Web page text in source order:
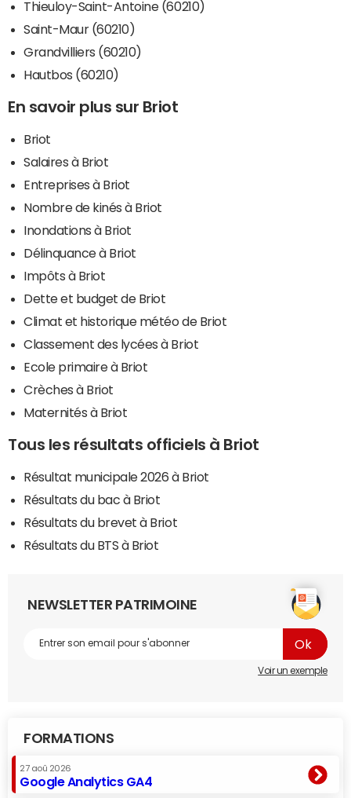
Thieuloy-Saint-Antoine (60210)
Saint-Maur (60210)
Grandvilliers (60210)
Hautbos (60210)
En savoir plus sur Briot
Briot
Salaires à Briot
Entreprises à Briot
Nombre de kinés à Briot
Inondations à Briot
Délinquance à Briot
Impôts à Briot
Dette et budget de Briot
Climat et historique météo de Briot
Classement des lycées à Briot
Ecole primaire à Briot
Crèches à Briot
Maternités à Briot
Tous les résultats officiels à Briot
Résultat municipale 2026 à Briot
Résultats du bac à Briot
Résultats du brevet à Briot
Résultats du BTS à Briot
NEWSLETTER PATRIMOINE
Voir un exemple
FORMATIONS
27 aoû 2026
Google Analytics GA4